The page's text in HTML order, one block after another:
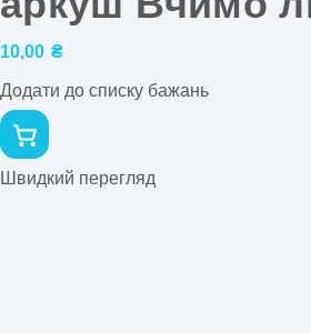
10,00 ₴
Додати до списку бажань
Швидкий перегляд